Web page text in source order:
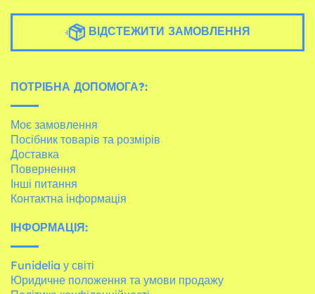
ВІДСТЕЖИТИ ЗАМОВЛЕННЯ
ПОТРІБНА ДОПОМОГА?:
Моє замовлення
Посібник товарів та розмірів
Доставка
Повернення
Інші питання
Контактна інформація
ІНФОРМАЦІЯ:
Funidelia у світі
Юридичне положення та умови продажу